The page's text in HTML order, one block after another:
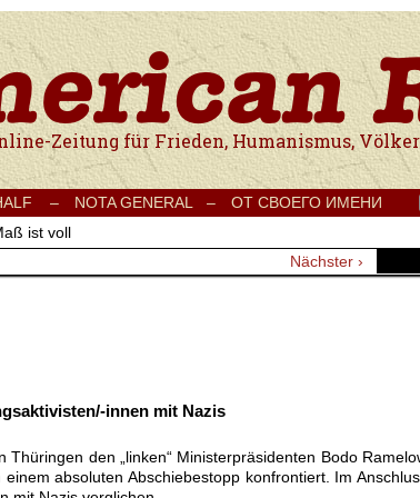
für Frieden, Humanismus, Völkerverständigung und
– NOTA GENERAL – ОТ СВОЕГО ИМЕНИ
ist voll
Nächster ›
innen mit Nazis
Thüringen den „linken“ Ministerpräsidenten Bodo
absoluten Abschiebestopp konfrontiert. Im